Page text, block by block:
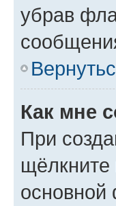
убрав
Как мне
При
основной